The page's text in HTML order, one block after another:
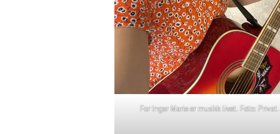
For Inger Marie er musikk livet. Foto: Privat.